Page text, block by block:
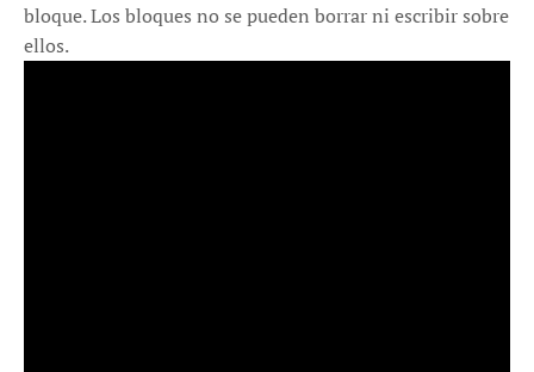
bloque. Los bloques no se pueden borrar ni escribir sobre
ellos.